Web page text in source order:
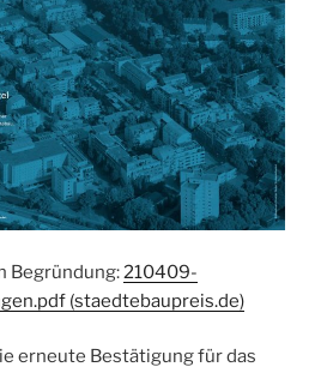
Begründung: 210409-
(staedtebaupreis.de)
erneute Bestätigung für das